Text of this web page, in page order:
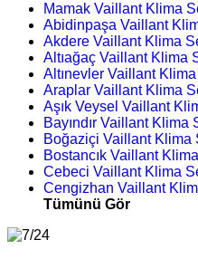
Mamak Vaillant Klima
Abidinpaşa Vaillant
Akdere Vaillant Klima
Altıağaç Vaillant Klima
Altınevler Vaillant
Araplar Vaillant Klima
Aşık Veysel Vaillant
Bayındır Vaillant Klima
Boğaziçi Vaillant Klima
Bostancık Vaillant
Cebeci Vaillant Klima
Cengizhan Vaillant
Tümünü Gör